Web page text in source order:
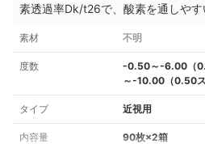
素透過率Dk/t26で、酸素を通しやす
素材 不明
度数
-0.50～-6.00（
～-10.00（0.50ス
タイプ 近視用
内容量 90枚×2箱